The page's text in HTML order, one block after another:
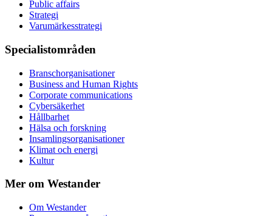
Public affairs
Strategi
Varumärkesstrategi
Specialistområden
Branschorganisationer
Business and Human Rights
Corporate communications
Cybersäkerhet
Hållbarhet
Hälsa och forskning
Insamlingsorganisationer
Klimat och energi
Kultur
Mer om Westander
Om Westander